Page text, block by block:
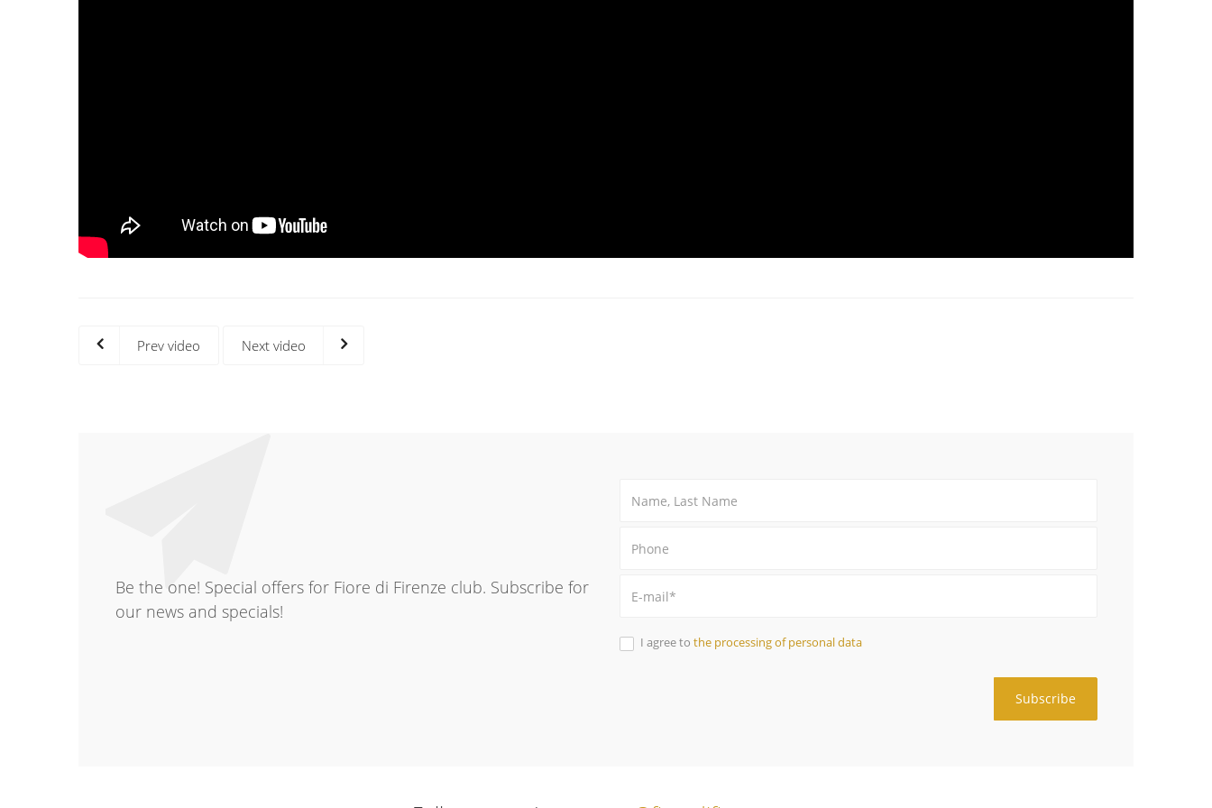
Prev video Next video
Be the one! Special offers for Fiore di Firenze club. Subscribe for
our news and specials!
I agree to the processing of personal data